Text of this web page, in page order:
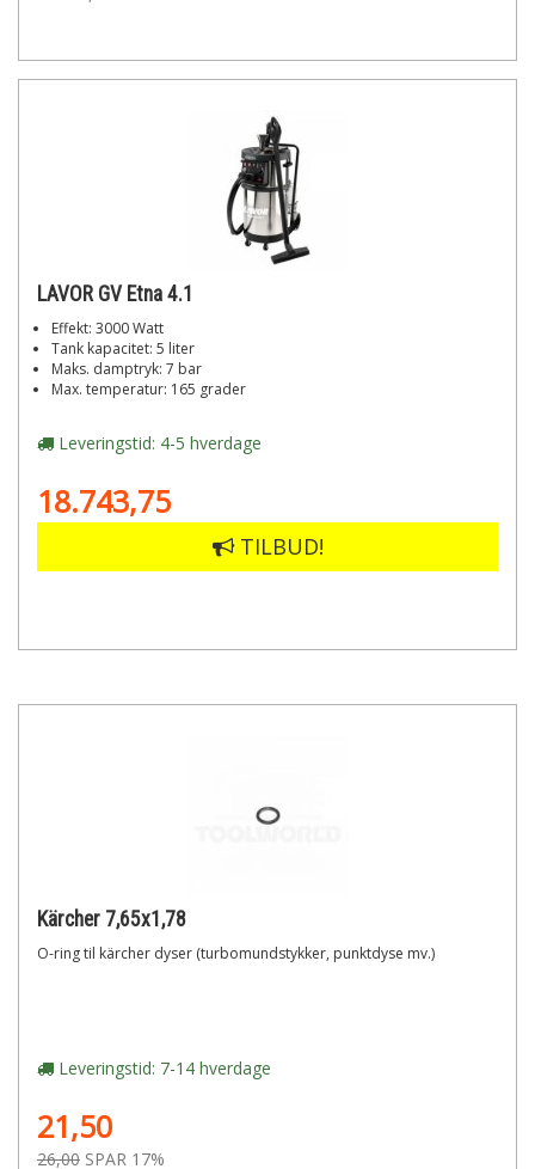
LAVOR GV Etna 4.1
Effekt: 3000 Watt
Tank kapacitet: 5 liter
Maks. damptryk: 7 bar
Max. temperatur: 165 grader
Leveringstid: 4-5 hverdage
18.743,75
TILBUD!
Kärcher 7,65x1,78
O-ring til kärcher dyser (turbomundstykker, punktdyse mv.)
Leveringstid: 7-14 hverdage
21,50
26,00 SPAR 17%